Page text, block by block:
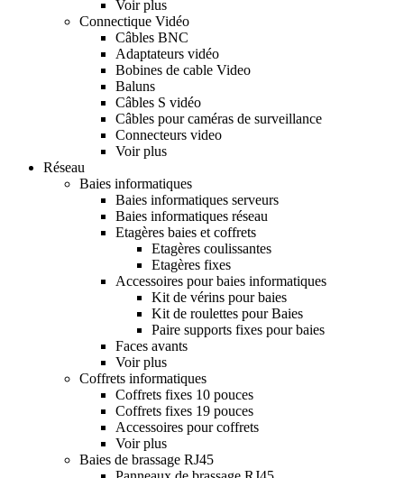
Voir plus
Connectique Vidéo
Câbles BNC
Adaptateurs vidéo
Bobines de cable Video
Baluns
Câbles S vidéo
Câbles pour caméras de surveillance
Connecteurs video
Voir plus
Réseau
Baies informatiques
Baies informatiques serveurs
Baies informatiques réseau
Etagères baies et coffrets
Etagères coulissantes
Etagères fixes
Accessoires pour baies informatiques
Kit de vérins pour baies
Kit de roulettes pour Baies
Paire supports fixes pour baies
Faces avants
Voir plus
Coffrets informatiques
Coffrets fixes 10 pouces
Coffrets fixes 19 pouces
Accessoires pour coffrets
Voir plus
Baies de brassage RJ45